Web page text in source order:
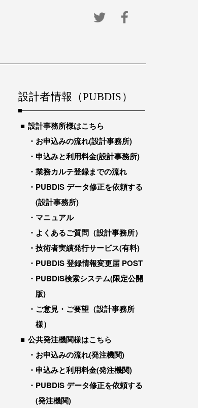
設計者情報（PUBDIS）
設計事務所様はこちら
お申込みの流れ(設計事務所)
申込みと利用料金(設計事務所)
業務カルテ登録までの流れ
PUBDIS データ修正を依頼する
(設計事務所)
マニュアル
よくあるご質問（設計事務所）
技術者実績発行サービス(有料)
PUBDIS 登録情報変更届 POST
PUBDIS検索システム(限定公開
版)
ご意見・ご要望（設計事務所
様）
公共発注機関様はこちら
お申込みの流れ(発注機関)
申込みと利用料金(発注機関)
PUBDIS データ修正を依頼する
(発注機関)